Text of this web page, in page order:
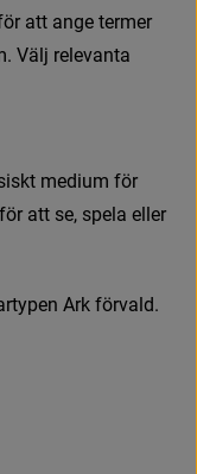
ör att ange termer
. Välj relevanta
iskt medium för
för att se, spela eller
rtypen Ark förvald.